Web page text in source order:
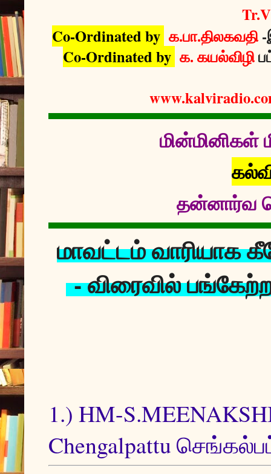
Co-Ordinated by க.பா.திலகவதி
Co-Ordinated by க. கயல்விழி
மின்மினிகள்
தன்னார்வ
மாவட்டம் வாரியாக
- விரைவில்
1.) HM-
Chengalpattu